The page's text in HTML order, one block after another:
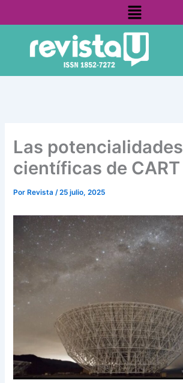
Menú
Las potencialidades
científicas de CART
Por Revista/25 julio, 2025